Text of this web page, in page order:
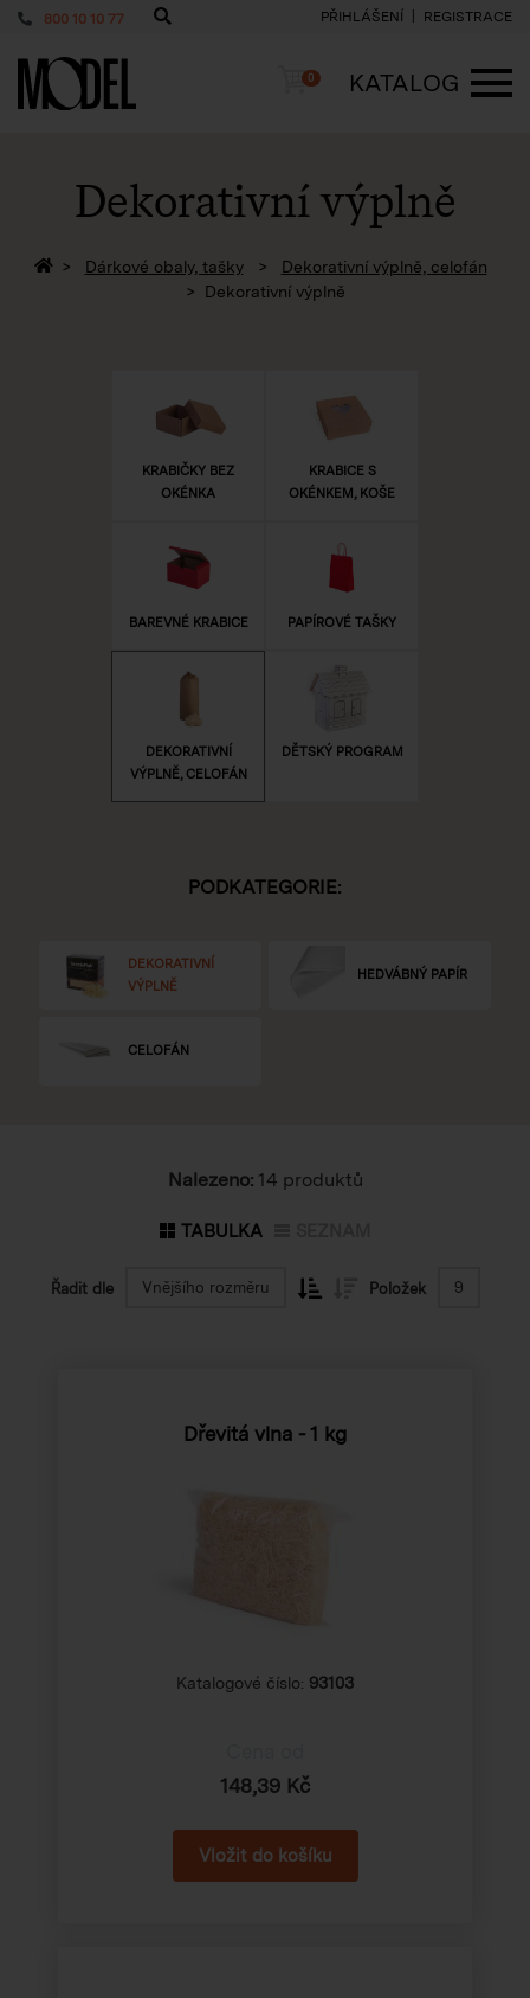
800 10 10 77 PŘIHLÁŠENÍ REGISTRACE
PackShop Košík
0
KATALOG
Dekorativní výplně
Zpět na homepage
Dárkové obaly, tašky
Dekorativní výplně, celofán
Dekorativní výplně
KRABIČKY BEZ
OKÉNKA
KRABICE S
OKÉNKEM, KOŠE
BAREVNÉ KRABICE PAPÍROVÉ TAŠKY
DEKORATIVNÍ
VÝPLNĚ, CELOFÁN
DĚTSKÝ PROGRAM
PODKATEGORIE:
DEKORATIVNÍ
VÝPLNĚ
HEDVÁBNÝ PAPÍR
CELOFÁN
Nalezeno: 14 produktů
TABULKA
Řadit dle Vnějšího rozměru Položek 9
Dřevitá vlna - 1 kg
Katalogové číslo: 93103
148,39 Kč